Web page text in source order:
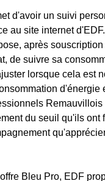
d'avoir un suivi
au site internet
après
de suivre sa
lorsque cela est
d'énergie
Remauvillois
du seuil qu'ils ont
Bleu Pro, EDF